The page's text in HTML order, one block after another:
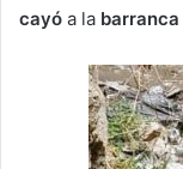
cayó a la barranca